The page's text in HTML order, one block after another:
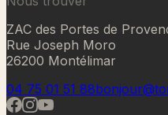
ZAC des Portes de
Rue Joseph Moro
26200 Montélimar
04 75 01 51 88